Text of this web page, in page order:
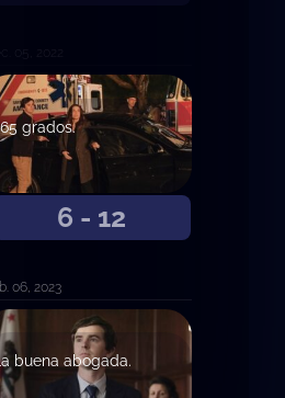
6 - 12
grados.
06, 2023
buena abogada.